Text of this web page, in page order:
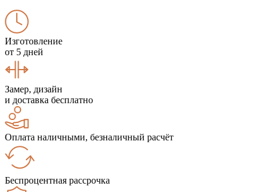
Изготовление
от 5 дней
Замер, дизайн
и доставка бесплатно
Оплата наличными, безналичный расчёт
Беспроцентная рассрочка